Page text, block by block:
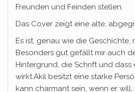
Freunden und Feinden stellen.
Das Cover zeigt eine alte,
Es ist, genau wie die Geschichte,
Besonders gut gefällt mir auch
Hintergrund, die Schrift und dass
wirkt.Akil besitzt eine starke
kann charmant sein, wenn er